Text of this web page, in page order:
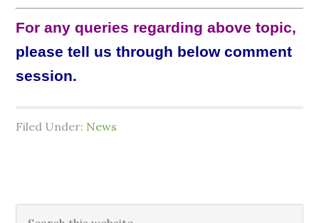
For any queries regarding above topic,
please tell us through below comment
session.
Filed Under: News